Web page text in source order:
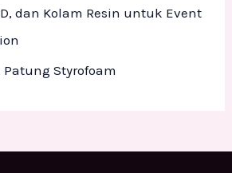
dan Kolam Resin untuk Event
Styrofoam